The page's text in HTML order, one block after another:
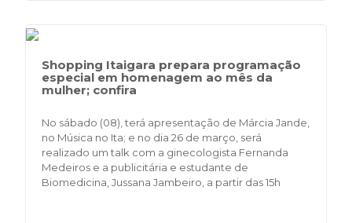
Shopping Itaigara prepara programação
especial em homenagem ao mês da
mulher; confira
No sábado (08), terá apresentação de Márcia Jande,
no Música no Ita; e no dia 26 de março, será
realizado um talk com a ginecologista Fernanda
Medeiros e a publicitária e estudante de
Biomedicina, Jussana Jambeiro, a partir das 15h